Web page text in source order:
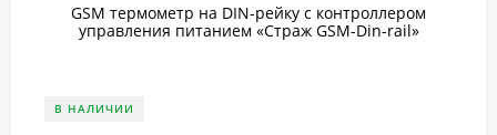
GSM термометр на DIN-рейку с контроллером
управления питанием «Страж GSM-Din-rail»
В НАЛИЧИИ